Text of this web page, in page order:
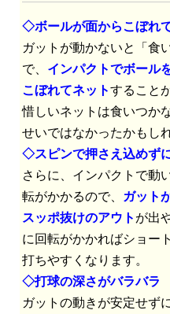
◇ボールが面からこぼれ
ガットが動かないと「食
で、 インパクトでボール
こぼれてネットすること
惜しいネットは食いつか
せいではなかったかもし
◇スピンで押さえ込めず
さらに、インパクトで動
転がかかるので、
ガット
スッポ抜けのアウト が出
に回転がかかればショー
打ちやすくなります。
◇打球の深さがバラバラ
ガットの動きが安定せず